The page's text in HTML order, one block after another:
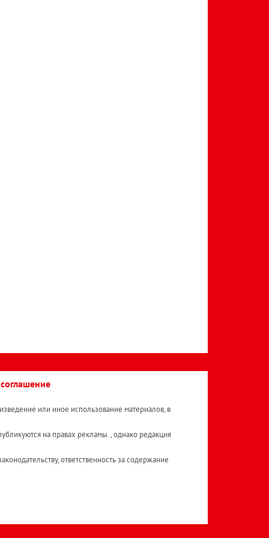
или иное использование материалов, в
на правах рекламы. , однако редакция
ответственность за содержание